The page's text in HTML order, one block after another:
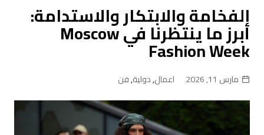
الفخامة والابتكار والاستدامة:
أبرز ما ينتظرنا في Moscow
Fashion Week
مارس 11, 2026 اعمال,دولية,فن